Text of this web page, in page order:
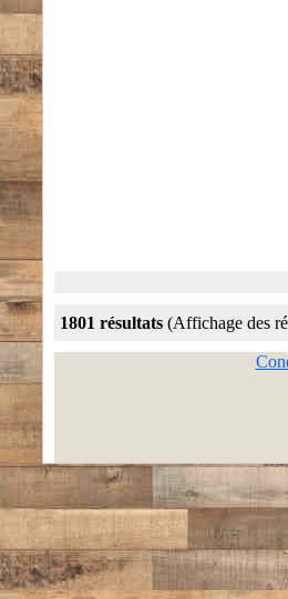
1801 résultats (Affichage des